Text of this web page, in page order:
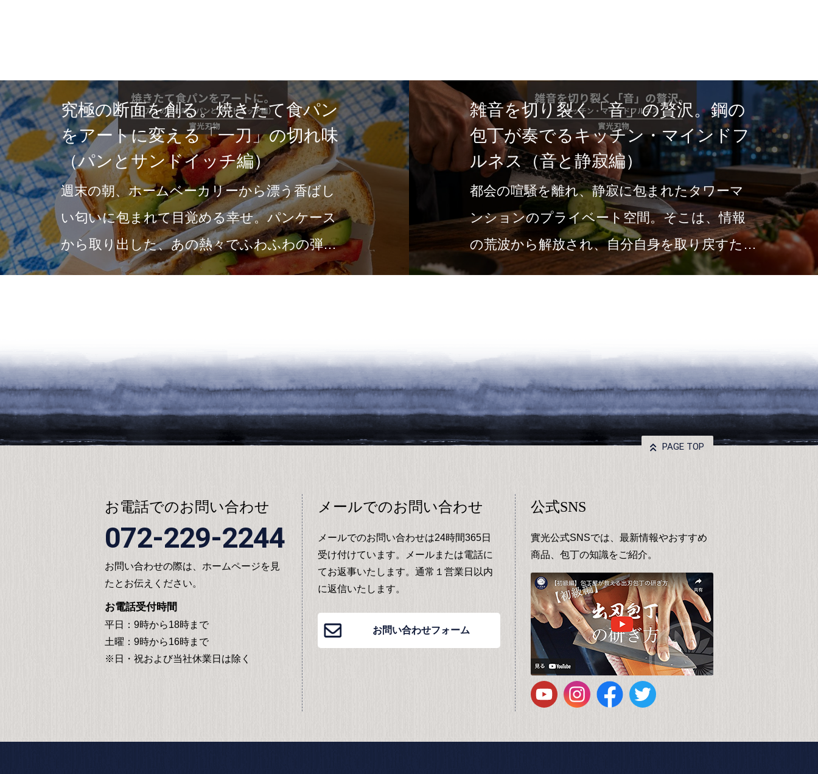
究極の断面を創る。焼きたて食パン
をアートに変える「一刀」の切れ味
（パンとサンドイッチ編）
週末の朝、ホームベーカリーから漂う香ばし
い匂いに包まれて目覚める幸せ。パンケース
から取り出した、あの熱々でふわふわの弾力
を楽しむために、最初…
雑音を切り裂く「音」の贅沢。鋼の
包丁が奏でるキッチン・マインドフ
ルネス（音と静寂編）
都会の喧騒を離れ、静寂に包まれたタワーマ
ンションのプライベート空間。そこは、情報
の荒波から解放され、自分自身を取り戻すため
の場所です。雨の気…
PAGE TOP
お電話でのお問い合わせ
072-229-2244
お問い合わせの際は、ホームページを見
たとお伝えください。
お電話受付時間
平日：9時から18時まで
土曜：9時から16時まで
※日・祝および当社休業日は除く
メールでのお問い合わせ
メールでのお問い合わせは24時間365日
受け付けています。メールまたは電話に
てお返事いたします。通常１営業日以内
に返信いたします。
お問い合わせフォーム
公式SNS
實光公式SNSでは、最新情報やおすすめ
商品、包丁の知識をご紹介。